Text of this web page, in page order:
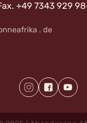
+49 7343 929
. de